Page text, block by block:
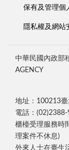
保有及管理個
隱私權及網站
中華民國內政部
AGENCY
地址：100213
電話：
櫃檯受理服務時
理案件不休息)
外來人士在臺生